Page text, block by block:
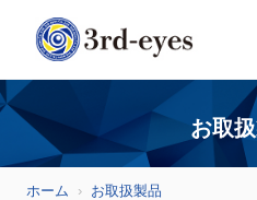
お取
ホーム
お取扱製品